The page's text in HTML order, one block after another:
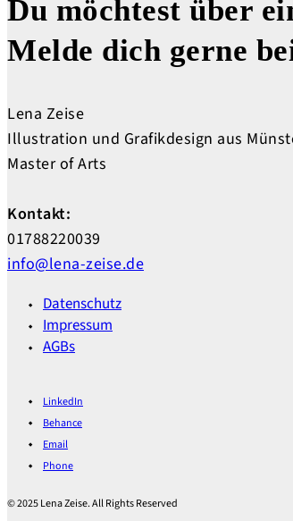
Du möchtest über
Melde dich gerne
Lena Zeise
Illustration und Grafikdesign aus
Master of Arts
Kontakt:
01788220039
info@lena-zeise.de
Datenschutz
Impressum
AGBs
LinkedIn
Behance
Email
Phone
© 2025 Lena Zeise. All Rights Reserved